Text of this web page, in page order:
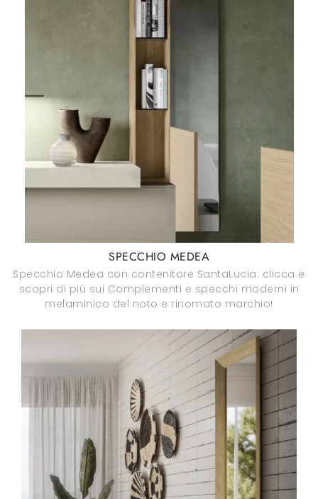
SPECCHIO MEDEA
Specchio Medea con contenitore SantaLucia: clicca e
scopri di più sui Complementi e specchi moderni in
melaminico del noto e rinomato marchio!